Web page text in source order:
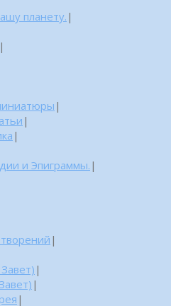
планету. |
|
|
|
|
и Эпиграммы. |
|
|
|
|